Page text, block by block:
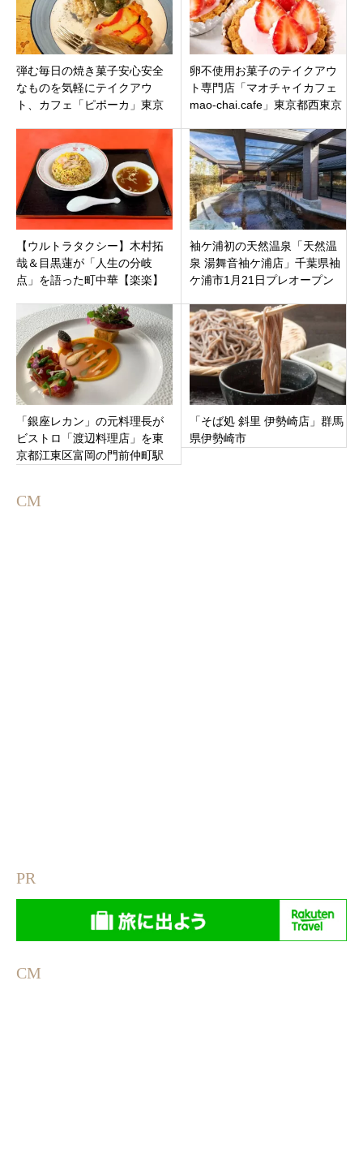
弾む毎日の焼き菓子安心安全
なものを気軽にテイクアウ
ト、カフェ「ピポーカ」東京
卵不使用お菓子のテイクアウ
ト専門店「マオチャイカフェ
mao-chai.cafe」東京都西東京
【ウルトラタクシー】木村拓
哉＆目黒蓮が「人生の分岐
点」を語った町中華【楽楽】
「揚げワンタン」
袖ケ浦初の天然温泉「天然温
泉 湯舞音袖ケ浦店」千葉県袖
ケ浦市1月21日プレオープン
「銀座レカン」の元料理長が
ビストロ「渡辺料理店」を東
京都江東区富岡の門前仲町駅
「そば処 斜里 伊勢崎店」群馬
県伊勢崎市
CM
PR
CM